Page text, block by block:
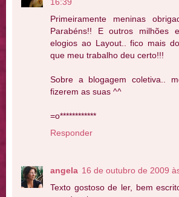
Primeiramente meninas
Parabéns!! E outros milhões
elogios ao Layout.. fico mais
que meu trabalho deu certo!!!
Sobre a blogagem coletiva..
fizerem as suas ^^
=o************
Responder
angela 16 de outubro de 2009
Texto gostoso de ler, bem